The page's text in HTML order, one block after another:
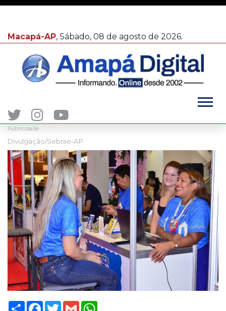
Macapá-AP, Sábado, 08 de agosto de 2026.
Publicidade
Divulgação/Sebrae-AP
ShareFacebook
TwitterGmail